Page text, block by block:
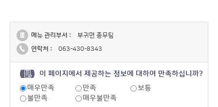
메뉴 관리부서 :
부귀면 총무팀
연락처 :
063-430-8343
이 페이지에서 제공하는 정보에 대하여 만족하십니까?
매우만족
만족
보통
불만족
매우불만족